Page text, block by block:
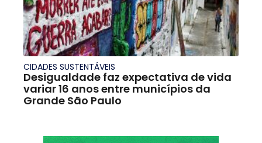
CIDADES SUSTENTÁVEIS
Desigualdade faz expectativa de vida
variar 16 anos entre municípios da
Grande São Paulo